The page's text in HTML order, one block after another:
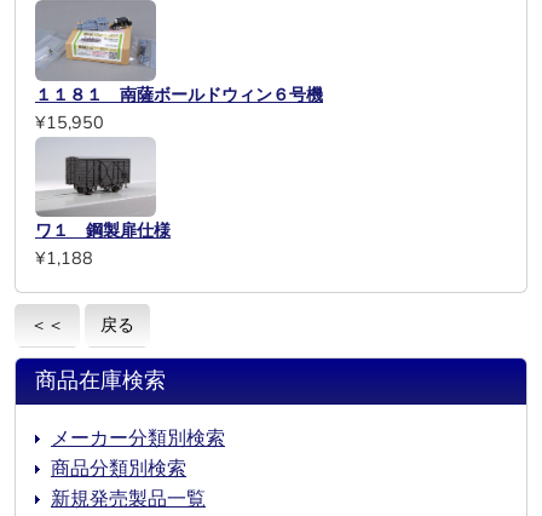
１１８１ 南薩ボールドウィン６号機
¥15,950
ワ１ 鋼製扉仕様
¥1,188
＜＜ 戻る
商品在庫検索
メーカー分類別検索
商品分類別検索
新規発売製品一覧